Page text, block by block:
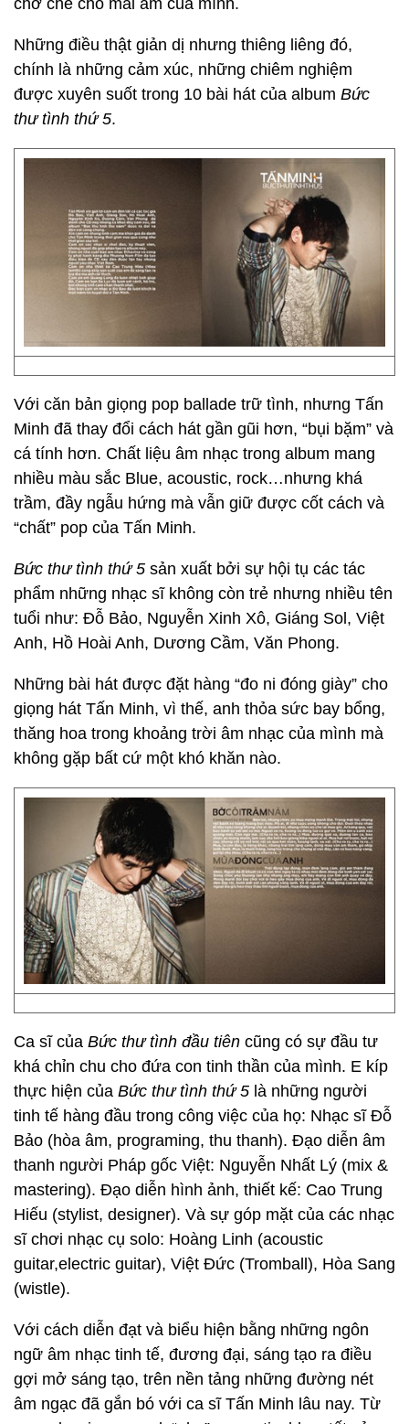
chở che cho mái ấm của mình.
Những điều thật giản dị nhưng thiêng liêng đó,
chính là những cảm xúc, những chiêm nghiệm
được xuyên suốt trong 10 bài hát của album Bức
thư tình thứ 5.
Với căn bản giọng pop ballade trữ tình, nhưng Tấn
Minh đã thay đổi cách hát gần gũi hơn, “bụi bặm” và
cá tính hơn. Chất liệu âm nhạc trong album mang
nhiều màu sắc Blue, acoustic, rock…nhưng khá
trầm, đầy ngẫu hứng mà vẫn giữ được cốt cách và
“chất” pop của Tấn Minh.
Bức thư tình thứ 5 sản xuất bởi sự hội tụ các tác
phẩm những nhạc sĩ không còn trẻ nhưng nhiều tên
tuổi như: Đỗ Bảo, Nguyễn Xinh Xô, Giáng Sol, Việt
Anh, Hồ Hoài Anh, Dương Cầm, Văn Phong.
Những bài hát được đặt hàng “đo ni đóng giày” cho
giọng hát Tấn Minh, vì thế, anh thỏa sức bay bổng,
thăng hoa trong khoảng trời âm nhạc của mình mà
không gặp bất cứ một khó khăn nào.
Ca sĩ của Bức thư tình đầu tiên cũng có sự đầu tư
khá chỉn chu cho đứa con tinh thần của mình. E kíp
thực hiện của Bức thư tình thứ 5 là những người
tinh tế hàng đầu trong công việc của họ: Nhạc sĩ Đỗ
Bảo (hòa âm, programing, thu thanh). Đạo diễn âm
thanh người Pháp gốc Việt: Nguyễn Nhất Lý (mix &
mastering). Đạo diễn hình ảnh, thiết kế: Cao Trung
Hiếu (stylist, designer). Và sự góp mặt của các nhạc
sĩ chơi nhạc cụ solo: Hoàng Linh (acoustic
guitar,electric guitar), Việt Đức (Tromball), Hòa Sang
(wistle).
Với cách diễn đạt và biểu hiện bằng những ngôn
ngữ âm nhạc tinh tế, đương đại, sáng tạo ra điều
gợi mở sáng tạo, trên nền tảng những đường nét
âm ngạc đã gắn bó với ca sĩ Tấn Minh lâu nay. Từ